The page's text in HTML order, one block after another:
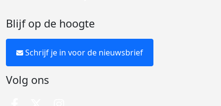
Blijf op de hoogte
Schrijf je in voor de nieuwsbrief
Volg ons